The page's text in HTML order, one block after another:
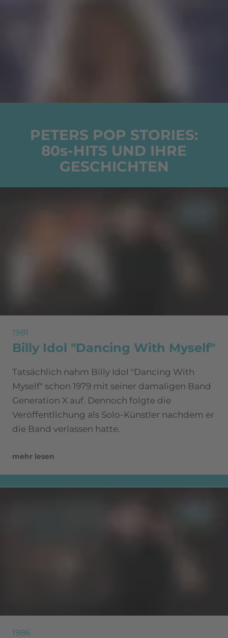
PETERS POP STORIES:
80s-HITS UND IHRE
GESCHICHTEN
1981
Billy Idol "Dancing With Myself"
Tatsächlich nahm Billy Idol "Dancing With
Myself" schon 1979 mit seiner damaligen Band
Generation X auf. Dennoch folgte die
Veröffentlichung als Solo-Künstler nachdem er
die Band verlassen hatte.
mehr lesen
1986